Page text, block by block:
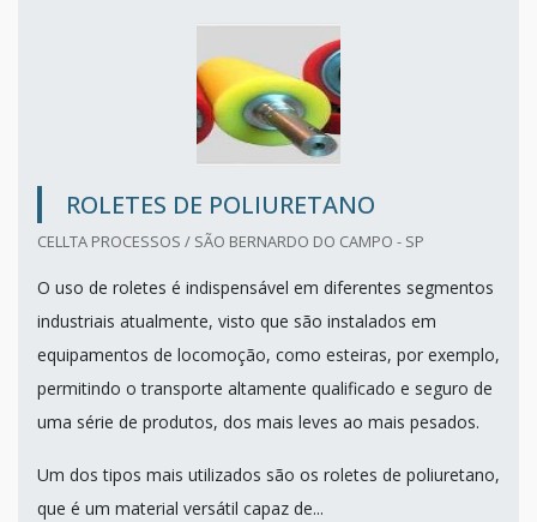
ROLETES DE POLIURETANO
CELLTA PROCESSOS / SÃO BERNARDO DO CAMPO - SP
O uso de roletes é indispensável em diferentes segmentos
industriais atualmente, visto que são instalados em
equipamentos de locomoção, como esteiras, por exemplo,
permitindo o transporte altamente qualificado e seguro de
uma série de produtos, dos mais leves ao mais pesados.
Um dos tipos mais utilizados são os roletes de poliuretano,
que é um material versátil capaz de...